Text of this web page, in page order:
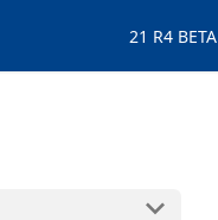
21 R4 BETA